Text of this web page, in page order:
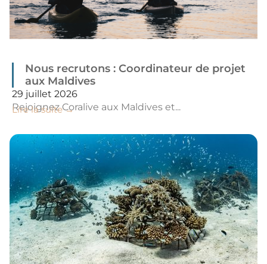
Nous recrutons : Coordinateur de projet
aux Maldives
29 juillet 2026
Rejoignez Coralive aux Maldives et...
Lire la suite →